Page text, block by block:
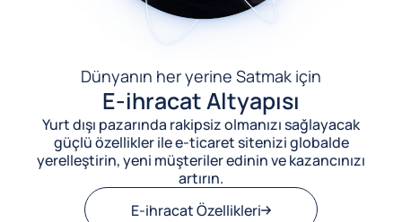
Dünyanın her yerine Satmak için
E-ihracat Altyapısı
Yurt dışı pazarında rakipsiz olmanızı sağlayacak
güçlü özellikler ile e-ticaret sitenizi globalde
yerelleştirin, yeni müşteriler edinin ve kazancınızı
artırın.
E-ihracat Özellikleri